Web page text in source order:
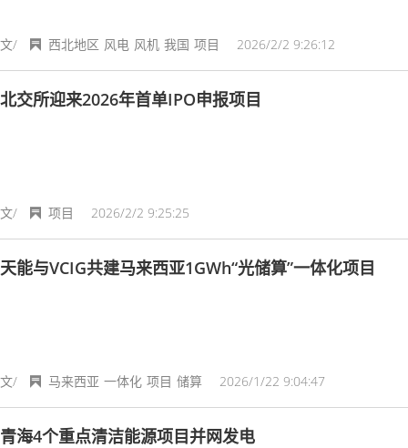
文/ 2026/2/2 9:26:12
西北地区 风电 风机 我国 项目
北交所迎来2026年首单IPO申报项目
文/ 2026/2/2 9:25:25
项目
天能与VCIG共建马来西亚1GWh“光储算”一体化项目
文/ 2026/1/22 9:04:47
马来西亚 一体化 项目 储算
青海4个重点清洁能源项目并网发电